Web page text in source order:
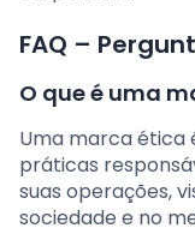
FAQ –
O que é uma
Uma marca ética
práticas
suas operações,
sociedade e no